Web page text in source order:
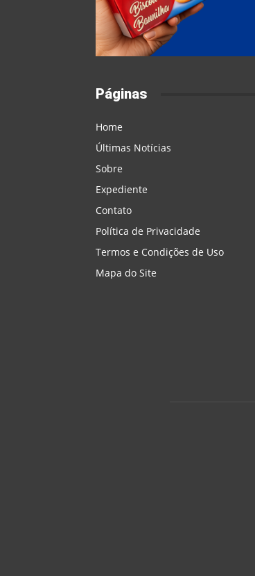
Páginas
Home
Últimas Notícias
Sobre
Expediente
Contato
Política de Privacidade
Termos e Condições de Uso
Mapa do Site